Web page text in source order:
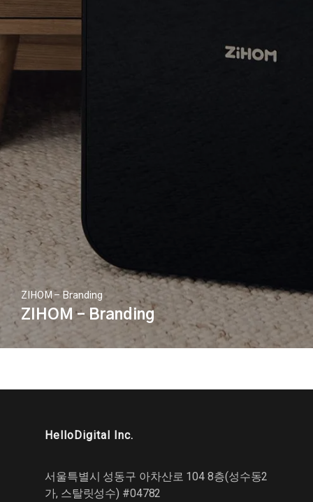
ZIHOM - Branding
ZIHOM – Branding
HelloDigital Inc.
서울특별시 성동구 아차산로 104 8층(성수동2
가, 스탈릿성수) #04782